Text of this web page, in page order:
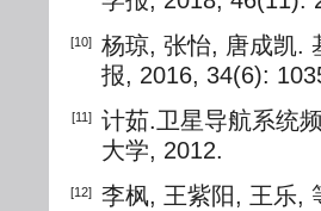
[10]
杨琼, 张怡, 唐成凯.
报, 2016, 34(6):
[11]
计茹.卫星导航系统
大学, 2012.
[12]
李枫, 王紫阳, 王乐,